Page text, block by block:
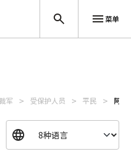
菜单
军 受保护人员 平民 阿塞